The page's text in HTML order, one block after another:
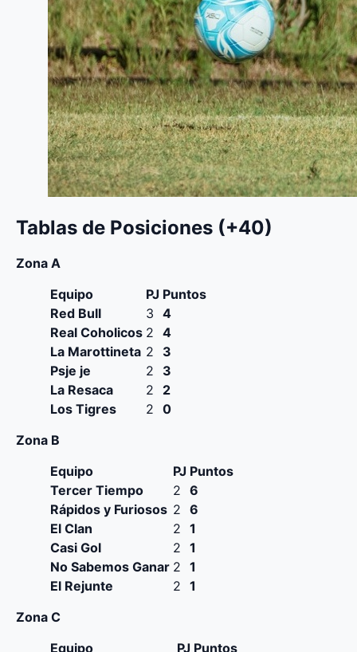
Tablas de Posiciones (+40)
Zona A
Equipo
PJ Puntos
Red Bull
3 4
Real Coholicos 2 4
La Marottineta 2
3
Psje je
2
3
La Resaca
2
2
Los Tigres
2 0
Zona B
Equipo
PJ Puntos
Tercer Tiempo
2 6
Rápidos y Furiosos 2 6
El Clan
2 1
Casi Gol
2 1
No Sabemos Ganar 2 1
El Rejunte
2 1
Zona C
Equipo
PJ Puntos